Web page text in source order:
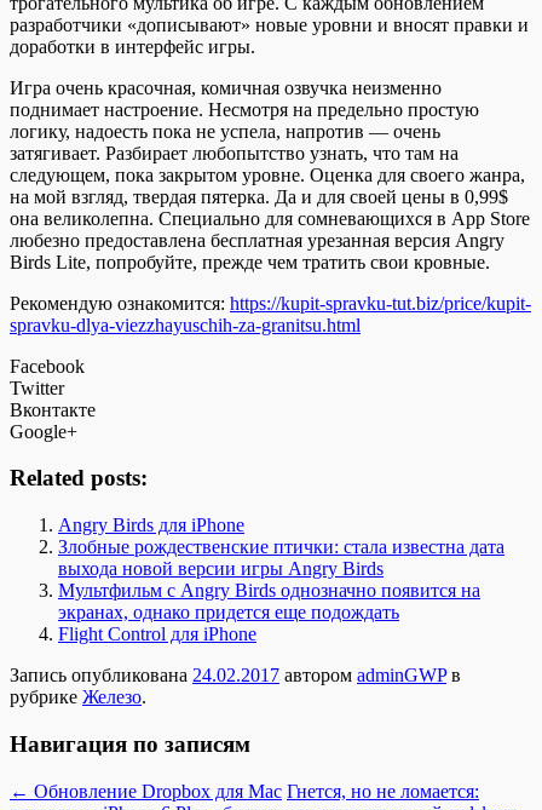
разработчики «дописывают» новые уровни и вносят правки и
доработки в интерфейс игры.
Игра очень красочная, комичная озвучка неизменно
поднимает настроение. Несмотря на предельно простую
логику, надоесть пока не успела, напротив — очень
затягивает. Разбирает любопытство узнать, что там на
следующем, пока закрытом уровне. Оценка для своего жанра,
на мой взгляд, твердая пятерка. Да и для своей цены в 0,99$
она великолепна. Специально для сомневающихся в App Store
любезно предоставлена бесплатная урезанная версия Angry
Birds Lite, попробуйте, прежде чем тратить свои кровные.
Рекомендую ознакомится: https://kupit-spravku-tut.biz/price/kupit-
spravku-dlya-viezzhayuschih-za-granitsu.html
Facebook
Twitter
Вконтакте
Google+
Related posts:
Angry Birds для iPhone
Злобные рождественские птички: стала известна дата
выхода новой версии игры Angry Birds
Мультфильм с Angry Birds однозначно появится на
экранах, однако придется еще подождать
Flight Control для iPhone
Запись опубликована 24.02.2017 автором adminGWPв
рубрике Железо.
Навигация по записям
← Обновление Dropbox для Mac Гнется, но не ломается: